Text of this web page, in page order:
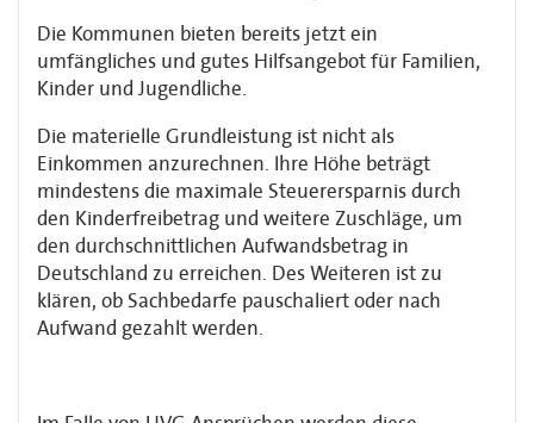
Die Kommunen bieten bereits jetzt ein
umfängliches und gutes Hilfsangebot für Familien,
Kinder und Jugendliche.
Die materielle Grundleistung ist nicht als
Einkommen anzurechnen. Ihre Höhe beträgt
mindestens die maximale Steuerersparnis durch
den Kinderfreibetrag und weitere Zuschläge, um
den durchschnittlichen Aufwandsbetrag in
Deutschland zu erreichen. Des Weiteren ist zu
klären, ob Sachbedarfe pauschaliert oder nach
Aufwand gezahlt werden.